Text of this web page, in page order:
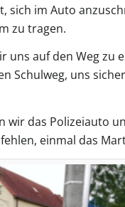
sich im Auto
zu tragen.
uns auf den Weg zu
Schulweg, uns
wir das Polizeiauto
einmal das